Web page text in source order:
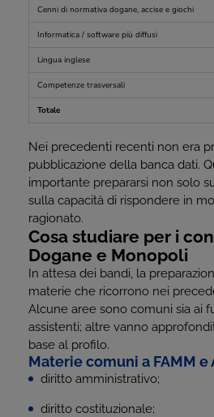
Cenni di normativa dogane, accise e giochi
Informatica / software più diffusi
Lingua inglese
Competenze trasversali
Totale
Nei precedenti recenti non era
pubblicazione della banca dati.
importante prepararsi non solo
sulla capacità di rispondere in
ragionato.
Cosa studiare per i
Dogane e Monopoli
In attesa dei bandi, la
materie che ricorrono nei
Alcune aree sono comuni sia ai
assistenti; altre vanno
base al profilo.
Materie comuni a FAMM e
diritto amministrativo;
diritto costituzionale;